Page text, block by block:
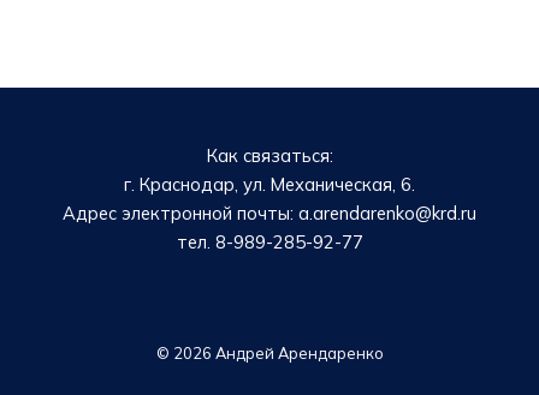
Как связаться:
г. Краснодар, ул. Механическая, 6.
Адрес электронной почты: a.arendarenko@krd.ru
тел. 8-989-285-92-77
© 2026 Андрей Арендаренко